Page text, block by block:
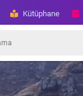
Kütüphane